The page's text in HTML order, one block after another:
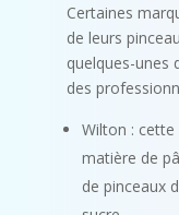
Certaines
de leurs
quelques-unes
des
Wilton :
matière de
de pinceaux